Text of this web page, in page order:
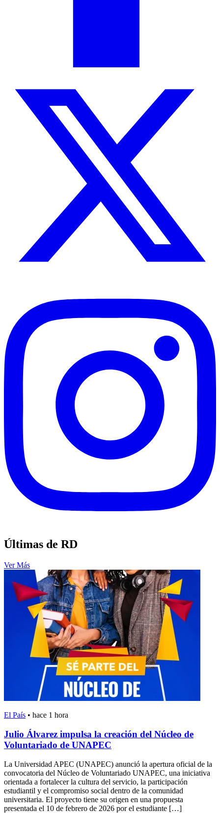
Últimas de RD
Ver Más
El País • hace 1 hora
Julio Álvarez impulsa la creación del Núcleo de
Voluntariado de UNAPEC
La Universidad APEC (UNAPEC) anunció la apertura oficial de la
convocatoria del Núcleo de Voluntariado UNAPEC, una iniciativa
orientada a fortalecer la cultura del servicio, la participación
estudiantil y el compromiso social dentro de la comunidad
universitaria. El proyecto tiene su origen en una propuesta
presentada el 10 de febrero de 2026 por el estudiante […]